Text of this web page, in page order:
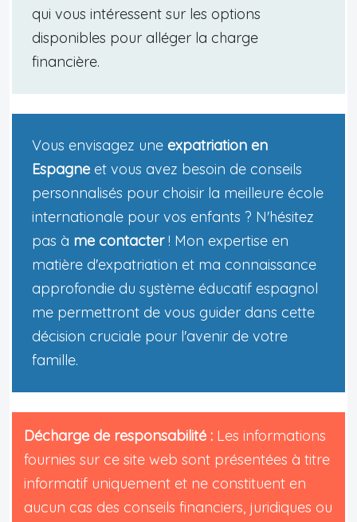
qui vous intéressent sur les options
disponibles pour alléger la charge
financière.
Vous envisagez une expatriation en
Espagne et vous avez besoin de conseils
personnalisés pour choisir la meilleure école
internationale pour vos enfants ? N'hésitez
pas à me contacter! Mon expertise en
matière d'expatriation et ma connaissance
approfondie du système éducatif espagnol
me permettront de vous guider dans cette
décision cruciale pour l'avenir de votre
famille.
Décharge de responsabilité : Les informations
fournies sur ce site web sont présentées à titre
informatif uniquement et ne constituent en
aucun cas des conseils financiers, juridiques ou